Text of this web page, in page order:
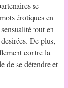
se
érotiques en
tout en
De plus,
contre la
de se détendre et